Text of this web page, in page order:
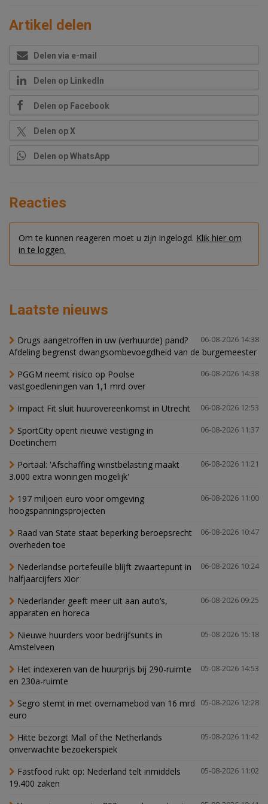
Artikel delen
Delen via e-mail
Delen op LinkedIn
Delen op Facebook
Delen op X
Delen op WhatsApp
Reacties
Om te kunnen reageren moet u zijn ingelogd. Klik hier om
in te loggen.
Laatste nieuws
06-08-2026 14:38
Drugs aangetroffen in uw (verhuurde) pand?
Afdeling begrenst dwangsombevoegdheid van de burgemeester
06-08-2026 14:38
PGGM neemt risico op Poolse
vastgoedleningen van 1,1 mrd over
06-08-2026 12:53
Impact Fit sluit huurovereenkomst in Utrecht
06-08-2026 11:37
SportCity opent nieuwe vestiging in
Doetinchem
06-08-2026 11:21
Portaal: 'Afschaffing winstbelasting maakt
3.000 extra woningen mogelijk'
06-08-2026 11:00
197 miljoen euro voor omgeving
hoogspanningsprojecten
06-08-2026 10:47
Raad van State staat beperking beroepsrecht
overheden toe
06-08-2026 10:24
Nederlandse portefeuille blijft zwaartepunt in
halfjaarcijfers Xior
06-08-2026 09:25
Nederlander geeft meer uit aan auto’s,
apparaten en horeca
05-08-2026 15:18
Nieuwe huurders voor bedrijfsunits in
Amstelveen
05-08-2026 14:53
Het indexeren van de huurprijs bij 290-ruimte
en 230a-ruimte
05-08-2026 12:28
Segro stemt in met overnamebod van 16 mrd
euro
05-08-2026 11:42
Hitte bezorgt Mall of the Netherlands
onverwachte bezoekerspiek
05-08-2026 11:02
Fastfood rukt op: Nederland telt inmiddels
19.400 zaken